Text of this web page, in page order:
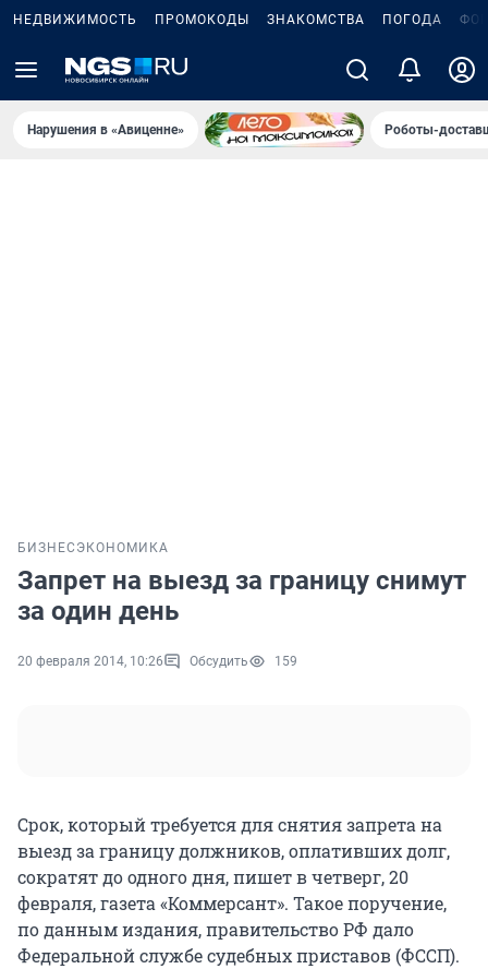
НЕДВИЖИМОСТЬ ПРОМОКОДЫ ЗНАКОМСТВА ПОГОДА
Нарушения в «Авиценне» Роботы-
БИЗНЕС ЭКОНОМИКА
Запрет на выезд за границу снимут
за один день
20 февраля 2014, 10:26 Обсудить 159
Срок, который требуется для снятия запрета на
выезд за границу должников, оплативших долг,
сократят до одного дня, пишет в четверг, 20
февраля, газета «Коммерсант». Такое поручение,
по данным издания, правительство РФ дало
Федеральной службе судебных приставов (ФССП).